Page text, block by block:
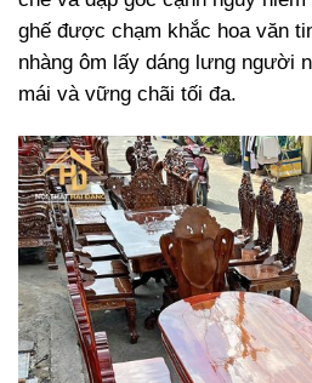
ghế được chạm khắc hoa văn
nhàng ôm lấy dáng lưng người
mái và vững chãi tối đa.